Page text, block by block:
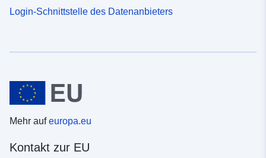
Login-Schnittstelle des Datenanbieters
Mehr aufeuropa.eu
Kontakt zur EU